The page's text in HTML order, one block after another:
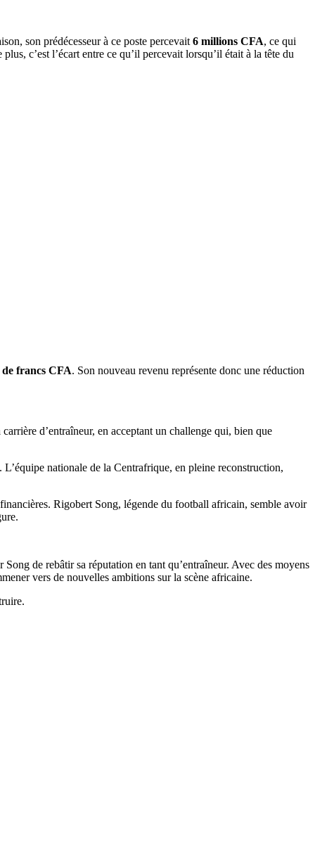
son prédécesseur à ce poste percevait 6 millions CFA, ce qui
c’est l’écart entre ce qu’il percevait lorsqu’il était à la tête du
francs CFA. Son nouveau revenu représente donc une réduction
d’entraîneur, en acceptant un challenge qui, bien que
nationale de la Centrafrique, en pleine reconstruction,
Rigobert Song, légende du football africain, semble avoir
de rebâtir sa réputation en tant qu’entraîneur. Avec des moyens
vers de nouvelles ambitions sur la scène africaine.